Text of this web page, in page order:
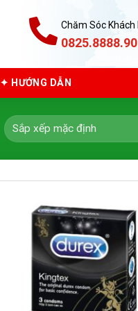
Chăm Sóc Khách
0825.8888.90
✦ HƯỚNG DẪN